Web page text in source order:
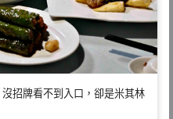
招牌看不到入口，卻是米其林